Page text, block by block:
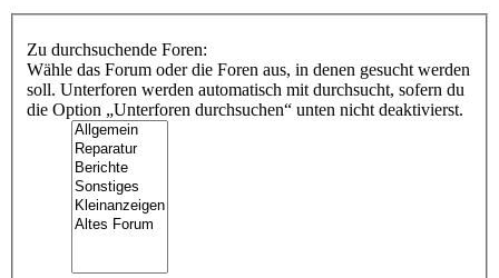
Zu durchsuchende Foren:
Wähle das Forum oder die Foren aus, in denen gesucht werden
soll. Unterforen werden automatisch mit durchsucht, sofern du
die Option „Unterforen durchsuchen“ unten nicht deaktivierst.